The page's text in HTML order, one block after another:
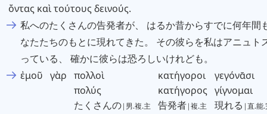
ὄντας καὶτούτους δεινούς.
私へのたくさんの告発者が、 はるか昔からすでに何年間
なたたちのもとに現れてきた。 その彼らを私はアニュト
っている、 確かに彼らは恐ろしいけれども。
ἐμοῦ γὰρ πολλοὶ
πολύς
たくさんの|男.複.主
κατήγοροι
κατήγορος
告発者|複.主
γεγόνᾱσι
γίγνομαι
現れる |直.能